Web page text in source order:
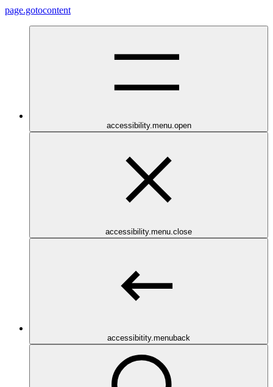
page.gotocontent
accessibility.menu.open
accessibility.menu.close
accessibitity.menuback